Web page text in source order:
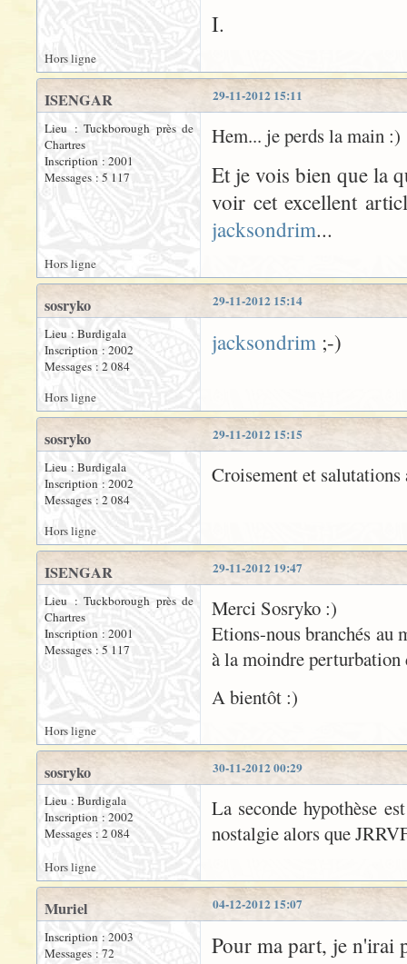
I.
Hors ligne
29-11-2012 15:11
ISENGAR
Lieu : Tuckborough près de
Chartres
Inscription : 2001
Messages : 5 117
Hem... je perds la main :)
Et je vois bien que la
voir cet excellent
jacksondrim...
Hors ligne
29-11-2012 15:14
sosryko
Lieu : Burdigala
Inscription : 2002
Messages : 2 084
jacksondrim ;-)
Hors ligne
29-11-2012 15:15
sosryko
Lieu : Burdigala
Inscription : 2002
Messages : 2 084
Croisement et salutations
Hors ligne
29-11-2012 19:47
ISENGAR
Lieu : Tuckborough près de
Chartres
Inscription : 2001
Messages : 5 117
Merci Sosryko :)
Etions-nous branchés au
à la moindre perturbation
A bientôt :)
Hors ligne
30-11-2012 00:29
sosryko
Lieu : Burdigala
Inscription : 2002
Messages : 2 084
La seconde hypothèse
nostalgie alors que
Hors ligne
04-12-2012 15:07
Muriel
Inscription : 2003
Messages : 72
Pour ma part, je n'irai